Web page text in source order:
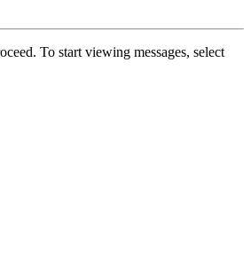
To start viewing messages, select